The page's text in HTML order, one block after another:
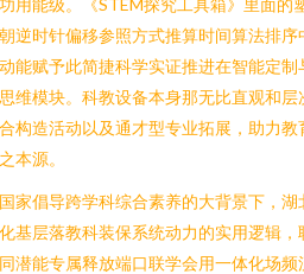
用能级。《STEM探究工具箱》里面的
逆时针偏移参照方式推算时间算法排
能赋予此简捷科学实证推进在智能定
维模块。科教设备本身那无比直观和
构造活动以及通才型专业拓展，助力
本源。
家倡导跨学科综合素养的大背景下，
基层落教科装保系统动力的实用逻辑
潜能专属释放端口联学会用一体化场